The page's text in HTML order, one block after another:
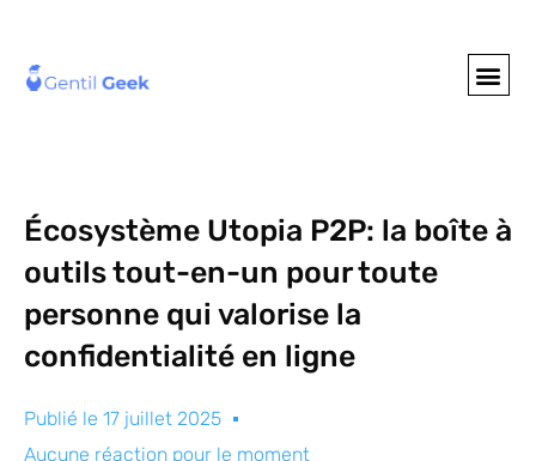
Écosystème Utopia P2P: la boîte à
outils tout-en-un pour toute
personne qui valorise la
confidentialité en ligne
Publié le 17 juillet 2025
Aucune réaction pour le moment